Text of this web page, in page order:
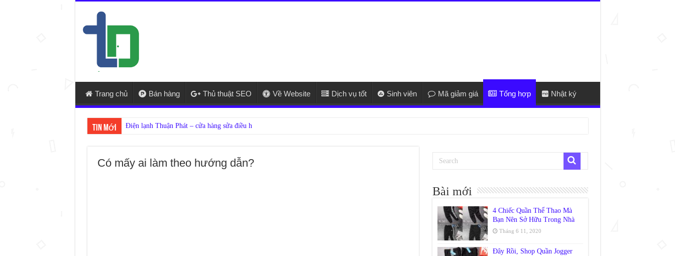
Trang chủ Bán hàng Thủ thuật SEO Về Website Dịch vụ tốt Sinh viên Mã giảm giá Tổng hợp Nhật ký
Tin mới
Có mấy ai làm theo hướng dẫn?
Bài mới
4 Chiếc Quần Thể Thao Mà
Bạn Nên Sở Hữu Trong Nhà
Tháng 6 11, 2020
Đây Rồi, Shop Quần Jogger